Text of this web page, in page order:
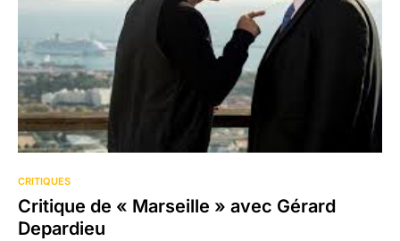
CRITIQUES
Critique de « Marseille » avec Gérard
Depardieu